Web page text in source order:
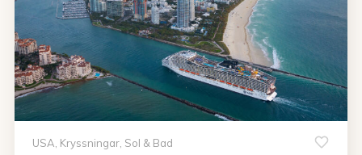
USA, Kryssningar, Sol & Bad